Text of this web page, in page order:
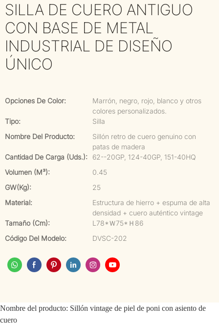
SILLA DE CUERO ANTIGUO
CON BASE DE METAL
INDUSTRIAL DE DISEÑO
ÚNICO
Opciones De Color:
Marrón, negro, rojo, blanco y otros
colores personalizados.
Tipo:
Silla
Nombre Del Producto:
Sillón retro de cuero genuino con
patas de madera
Cantidad De Carga (uds.):
62--20GP, 124-40GP, 151-40HQ
Volumen (m³):
0.45
GW(kg):
25
Material:
Estructura de hierro + espuma de alta
densidad + cuero auténtico vintage
Tamaño (cm):
L78*Ｗ75*Ｈ86
Código Del Modelo:
DVSC-202
Nombre del producto: Sillón vintage de piel de poni con asiento de
cuero